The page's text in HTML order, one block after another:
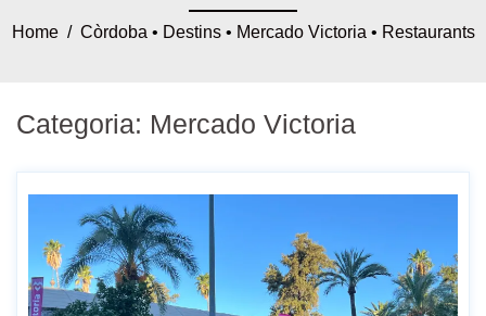
Home/ Còrdoba • Destins• Mercado Victoria • Restaurants
Categoria: Mercado Victoria